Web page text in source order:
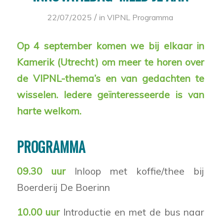
22/07/2025 / inVIPNL Programma
Op 4 september komen we bij elkaar in
Kamerik (Utrecht) om meer te horen over
de VIPNL-thema’s en van gedachten te
wisselen. Iedere geïnteresseerde is van
harte welkom.
PROGRAMMA
09.30 uurInloop met koffie/thee bij
Boerderij De Boerinn
10.00 uurIntroductie en met de bus naar